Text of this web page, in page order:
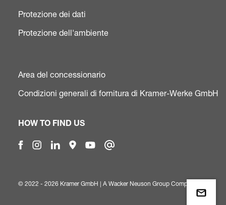
Protezione dei dati
Protezione dell'ambiente
Area del concessionario
Condizioni generali di fornitura di Kramer-Werke GmbH
HOW TO FIND US
© 2022 - 2026 Kramer GmbH | A Wacker Neuson Group Company